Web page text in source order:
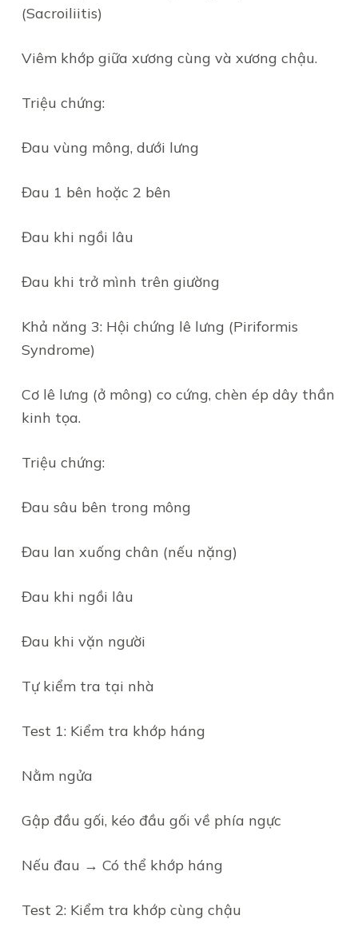
(Sacroiliitis)
Viêm khớp giữa xương cùng và xương chậu.
Triệu chứng:
Đau vùng mông, dưới lưng
Đau 1 bên hoặc 2 bên
Đau khi ngồi lâu
Đau khi trở mình trên giường
Khả năng 3: Hội chứng lê lưng (Piriformis
Syndrome)
Cơ lê lưng (ở mông) co cứng, chèn ép dây thần
kinh tọa.
Triệu chứng:
Đau sâu bên trong mông
Đau lan xuống chân (nếu nặng)
Đau khi ngồi lâu
Đau khi vặn người
Tự kiểm tra tại nhà
Test 1: Kiểm tra khớp háng
Nằm ngửa
Gập đầu gối, kéo đầu gối về phía ngực
Nếu đau → Có thể khớp háng
Test 2: Kiểm tra khớp cùng chậu